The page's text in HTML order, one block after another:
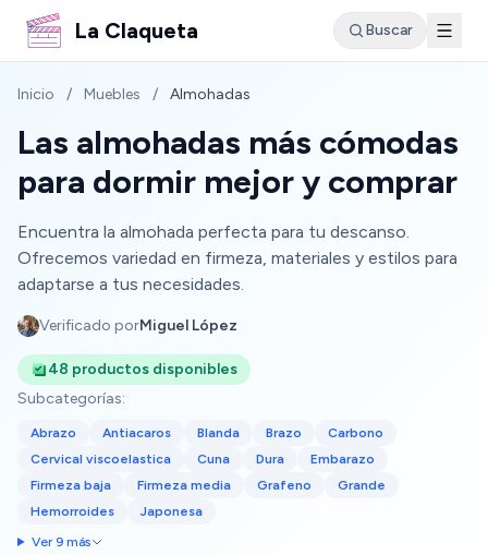
La Claqueta Buscar
Inicio / Muebles / Almohadas
Las almohadas más cómodas
para dormir mejor y comprar
Encuentra la almohada perfecta para tu descanso.
Ofrecemos variedad en firmeza, materiales y estilos para
adaptarse a tus necesidades.
Verificado porMiguel López
48 productos disponibles
Subcategorías:
Abrazo Antiacaros Blanda Brazo
Carbono
Cervical viscoelastica
Cuna Dura
Embarazo
Firmeza baja
Firmeza media Grafeno
Grande
Hemorroides
Japonesa
Ver 9 más